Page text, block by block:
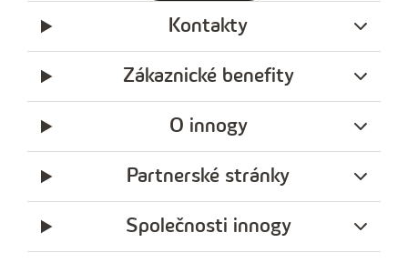
Kontakty
Zákaznické benefity
O innogy
Partnerské stránky
Společnosti innogy